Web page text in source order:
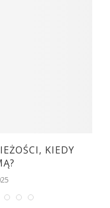
KIEDY